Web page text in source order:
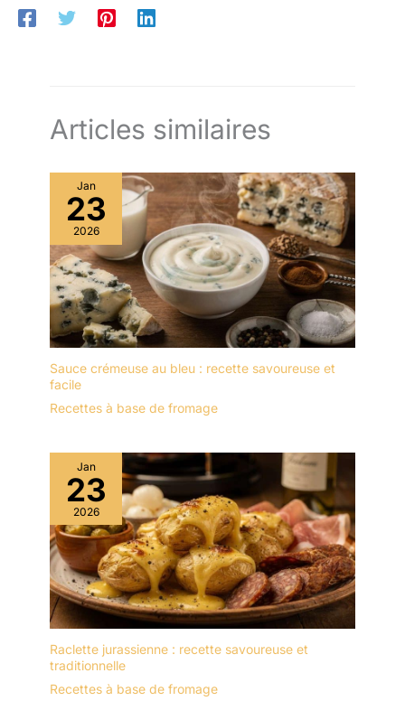
Articles similaires
Jan
23
2026
Sauce crémeuse au bleu : recette savoureuse et
facile
Recettes à base de fromage
Jan
23
2026
Raclette jurassienne : recette savoureuse et
traditionnelle
Recettes à base de fromage